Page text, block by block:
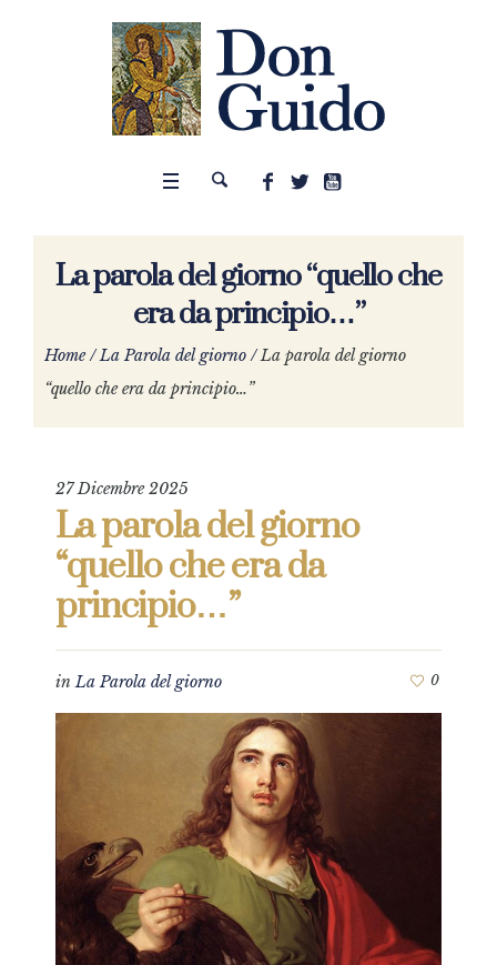
La parola del giorno “quello che
era da principio…”
Home /La Parola del giorno /La parola del giorno
“quello che era da principio…”
27 Dicembre 2025
La parola del giorno
“quello che era da
principio…”
inLa Parola del giorno 0